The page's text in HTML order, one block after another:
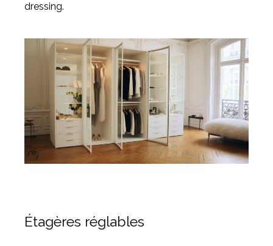
dressing.
Étagères réglables